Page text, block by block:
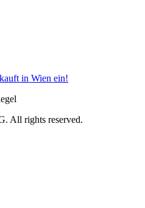
All rights reserved.